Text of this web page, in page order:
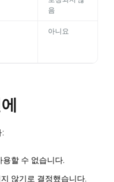
음
아니요
:
할 수 없습니다.
않기로 결정했습니다.